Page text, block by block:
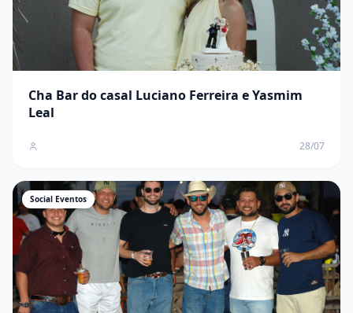
Cha Bar do casal Luciano Ferreira e Yasmim
Leal
28/07
Social Eventos